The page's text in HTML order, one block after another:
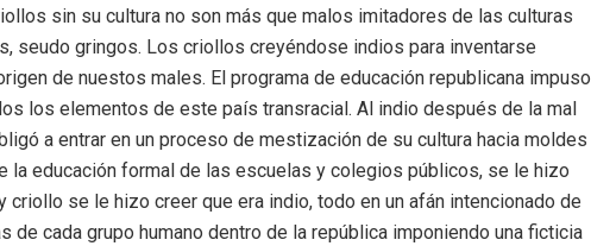
sin su cultura no son más que malos imitadores de las culturas
seudo gringos. Los criollos creyéndose indios para inventarse
de nuestos males. El programa de educación republicana impuso
los elementos de este país transracial. Al indio después de la mal
a entrar en un proceso de mestización de su cultura hacia moldes
la educación formal de las escuelas y colegios públicos, se le hizo
se le hizo creer que era indio, todo en un afán intencionado de
cada grupo humano dentro de la república imponiendo una ficticia